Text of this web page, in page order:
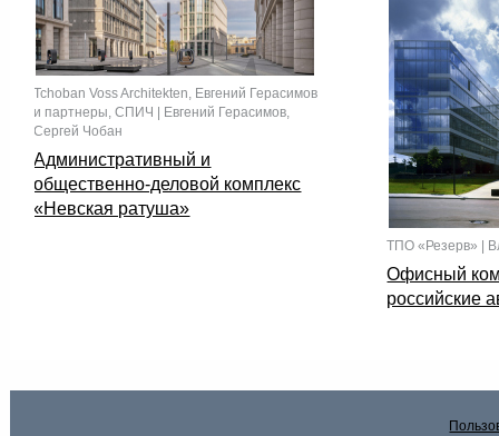
ТПО «Резерв» |
Офисный
российские
Tchoban Voss Architekten, Евгений Герасимов
и партнеры, СПИЧ | Евгений Герасимов,
Сергей Чобан
Административный и
общественно-деловой комплекс
«Невская ратуша»